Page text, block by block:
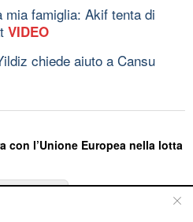
mia famiglia: Akif tenta di
VIDEO
chiede aiuto a Cansu
con l’Unione Europea nella lotta